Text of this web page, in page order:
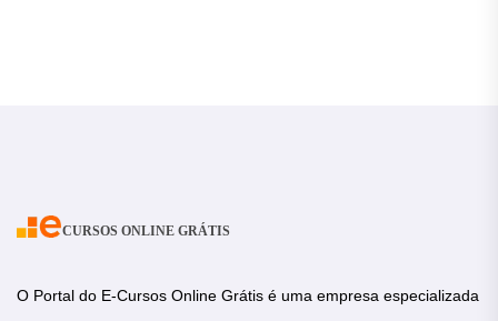
CURSOS ONLINE GRÁTIS
O Portal do E-Cursos Online Grátis é uma empresa especializada